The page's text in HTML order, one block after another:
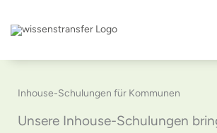
Inhalt
springen
Inhouse-Schulungen für Kommunen
Unsere Inhouse-Schulungen